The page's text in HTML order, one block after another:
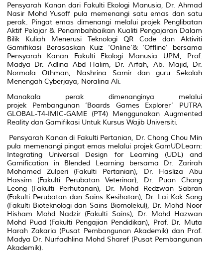
Pensyarah Kanan dari Fakulti Ekologi Manusia, Dr. Ahmad
Nasir Mohd Yusoff pula memenangi satu emas dan satu
perak. Pingat emas dimenangi melalui projek Penglibatan
Aktif Pelajar & Penambahbaikan Kualiti Pengajaran Dalam
Bilik Kuliah Menerusi Teknologi QR Code dan Aktiviti
Gamifikasi Berasaskan Kuiz ‘Online’& ‘Offline’ bersama
Pensyarah Kanan Fakulti Ekologi Manusia UPM, Prof.
Madya Dr. Adlina Abd Halim, Dr. Arfah, Ab. Majid, Dr.
Normala Othman, Nashrina Samir dan guru Sekolah
Menengah Cyberjaya, Noralina Ali.
Manakala perak dimenanginya melalui
projek Pembangunan ‘Boards Games Explorer’ PUTRA
GLOBAL-T4-IMIC-GAME (PT4) Menggunakan Augmented
Reality dan Gamifikasi Untuk Kursus Wajib Universiti.
Pensyarah Kanan di Fakulti Pertanian, Dr. Chong Chou Min
pula memenangi pingat emas melalui projek GamUDLearn:
Integrating Universal Design for Learning (UDL) and
Gamification in Blended Learning bersama Dr. Zarirah
Mohamed Zulperi (Fakulti Pertanian), Dr. Hasliza Abu
Hassim (Fakulti Perubatan Veterinar), Dr. Puan Chong
Leong (Fakulti Perhutanan), Dr. Mohd Redzwan Sabran
(Fakulti Perubatan dan Sains Kesihatan), Dr. Lai Kok Song
(Fakulti Bioteknologi dan Sains Biomolekul), Dr. Mohd Noor
Hisham Mohd Nadzir (Fakulti Sains), Dr. Mohd Hazwan
Mohd Puad (Fakulti Pengajian Pendidikan), Prof. Dr. Muta
Harah Zakaria (Pusat Pembangunan Akademik) dan Prof.
Madya Dr. Nurfadhlina Mohd Sharef (Pusat Pembangunan
Akademik).